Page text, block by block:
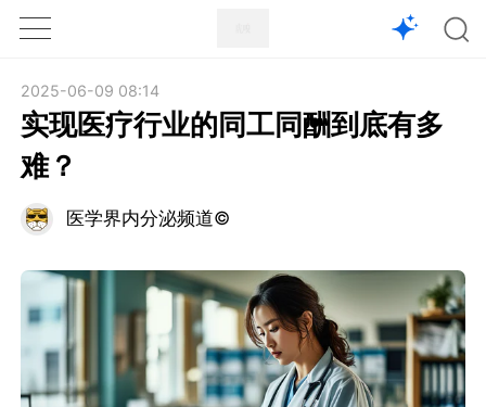
1X
2025-06-09 08:14
实现医疗行业的同工同酬到底有多
难？
医学界内分泌频道©